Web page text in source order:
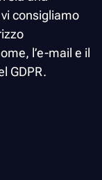
consigliamo
l’e-mail e il
GDPR.